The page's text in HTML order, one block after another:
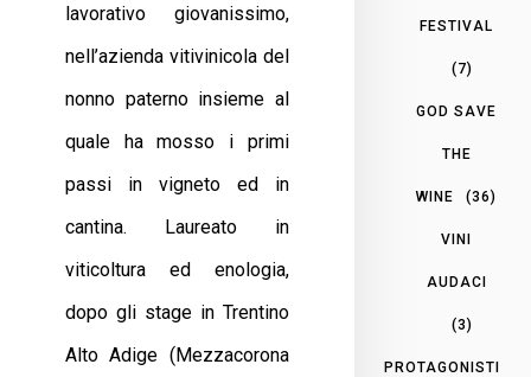
lavorativo giovanissimo,
nell’azienda vitivinicola del
nonno paterno insieme al
quale ha mosso i primi
passi in vigneto ed in
cantina. Laureato in
viticoltura ed enologia,
dopo gli stage in Trentino
Alto Adige (Mezzacorona
FESTIVAL
(7)
GOD SAVE
THE
WINE (36)
VINI
AUDACI
(3)
PROTAGONISTI